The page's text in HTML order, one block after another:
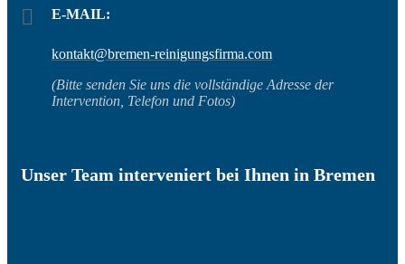
E-MAIL:
kontakt@bremen-reinigungsfirma.com
(Bitte senden Sie uns die vollständige Adresse der
Intervention, Telefon und Fotos)
Unser Team interveniert bei Ihnen in Bremen